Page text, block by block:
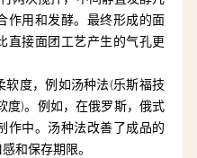
作用和发酵。最终形成的面
直接面团工艺产生的气孔更
度，例如汤种法(乐斯福技
度)。例如，在俄罗斯，俄式
作中。汤种法改善了成品的
和保存期限。